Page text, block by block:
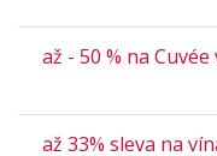
až - 50 % na Cuvée
až 33% sleva na